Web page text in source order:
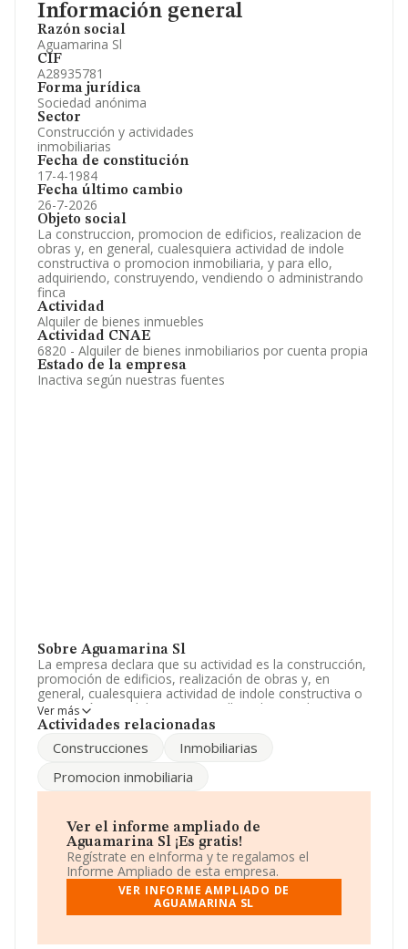
Información general
Razón social
Aguamarina Sl
CIF
A28935781
Forma jurídica
Sociedad anónima
Sector
Construcción y actividades
inmobiliarias
Fecha de constitución
17-4-1984
Fecha último cambio
26-7-2026
Objeto social
La construccion, promocion de edificios, realizacion de
obras y, en general, cualesquiera actividad de indole
constructiva o promocion inmobiliaria, y para ello,
adquiriendo, construyendo, vendiendo o administrando
finca
Actividad
Alquiler de bienes inmuebles
Actividad CNAE
6820 - Alquiler de bienes inmobiliarios por cuenta propia
Estado de la empresa
Inactiva según nuestras fuentes
Sobre Aguamarina Sl
La empresa declara que su actividad es la construcción,
promoción de edificios, realización de obras y, en
general, cualesquiera actividad de indole constructiva o
promoción inmobiliaria, y para ello, adquiriendo,
construyendo, vendiendo o administrando finca. La
'Alquiler de bienes inmobiliarios por cuenta propia'. La
La sociedadAguamarina S.L, con NIF A28935781,
Balboa núm. 114, (28006), en el municipio de Madrid,
Madrid.
En relación con el sector y disponiendo de los datos de
hasta 132.555 empresas, a nivel nacional la facturación
asciende a 22.737 millones de euros y se estima que el
promedio de la facturación entre todas las empresas es
provincia de Madrid, en la base de datos de INFORMA
Ver más
Actividades relacionadas
Construcciones
Inmobiliarias
Promocion inmobiliaria
Ver el informe ampliado de
Aguamarina Sl ¡Es gratis!
Regístrate en eInforma y te regalamos el
Informe Ampliado de esta empresa.
VER INFORME AMPLIADO DE
AGUAMARINA SL